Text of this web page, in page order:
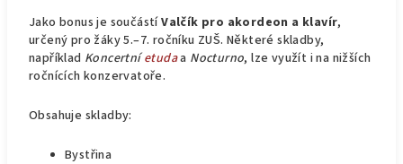
Jako bonus je součástíValčík pro akordeon a klavír,
určený pro žáky 5.–7. ročníku ZUŠ. Některé skladby,
například Koncertníetudaa Nocturno, lze využít i na nižších
ročnících konzervatoře.
Obsahuje skladby:
Bystřina